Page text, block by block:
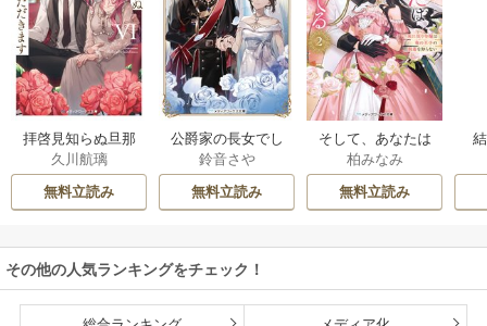
拝啓見知らぬ旦那
様、離婚していた
だきます
久川航璃
無料立読み
公爵家の長女でし
た
鈴音さや
無料立読み
そして、あなたは
私を捨てる
柏みなみ
無料立読み
その他の人気ランキングをチェック！